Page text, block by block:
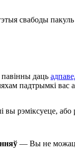
свабоды
даць
падтрымкі вас
вы рэміксуеце, або
— Вы не